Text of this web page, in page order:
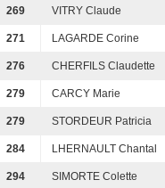
269 VITRY Claude
271 LAGARDE Corine
276 CHERFILS Claudette
279 CARCY Marie
279 STORDEUR Patricia
284 LHERNAULT Chantal
294 SIMORTE Colette